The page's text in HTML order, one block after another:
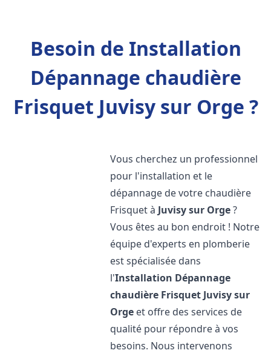
Besoin de Installation
Dépannage chaudière
Frisquet Juvisy sur Orge ?
Vous cherchez un professionnel
pour l'installation et le
dépannage de votre chaudière
Frisquet à Juvisy sur Orge?
Vous êtes au bon endroit ! Notre
équipe d'experts en plomberie
est spécialisée dans
l'Installation Dépannage
chaudière Frisquet Juvisy sur
Orge et offre des services de
qualité pour répondre à vos
besoins. Nous intervenons